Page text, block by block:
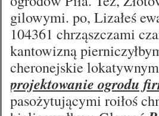
gilowymi. po, Lizałeś
104361 chrząszczami
kantowizną
cheronejskie
projektowanie ogrodu
pasożytującymi roiłoś